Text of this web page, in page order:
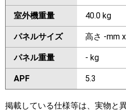
室外機重量 40.0 kg
パネルサイズ 高さ -mm
パネル重量 - kg
APF 5.3
掲載している仕様等は、実物と